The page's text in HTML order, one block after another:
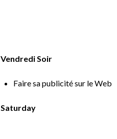
Vendredi Soir
Faire sa publicité sur le Web
Saturday